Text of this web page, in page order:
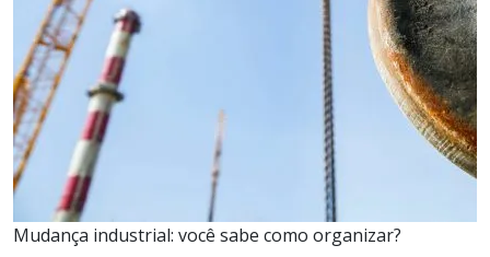
Mudança industrial: você sabe como organizar?